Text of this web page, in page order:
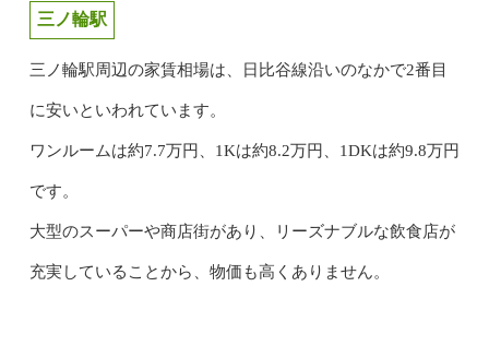
三ノ輪駅
三ノ輪駅周辺の家賃相場は、日比谷線沿いのなかで2番目
に安いといわれています。
ワンルームは約7.7万円、1Kは約8.2万円、1DKは約9.8万円
です。
大型のスーパーや商店街があり、リーズナブルな飲食店が
充実していることから、物価も高くありません。